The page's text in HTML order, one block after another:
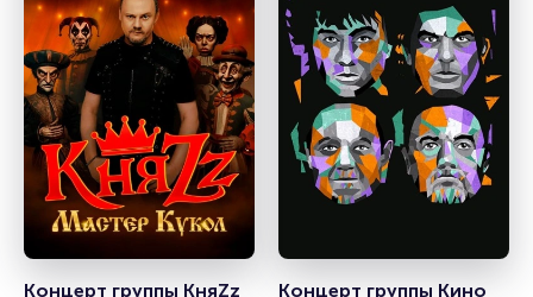
Концерт группы КняZz Концерт группы Кино